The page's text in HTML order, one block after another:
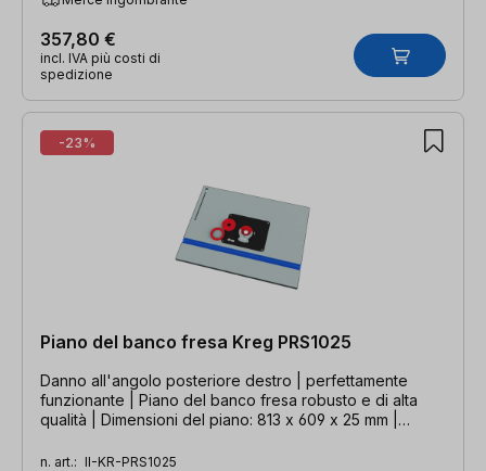
357,80 €
incl. IVA più costi di
spedizione
-23%
Piano del banco fresa Kreg PRS1025
Danno all'angolo posteriore destro | perfettamente
funzionante | Piano del banco fresa robusto e di alta
qualità | Dimensioni del piano: 813 x 609 x 25 mm |
n. art.: II-KR-PRS1025